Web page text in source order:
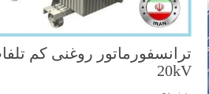
20kV